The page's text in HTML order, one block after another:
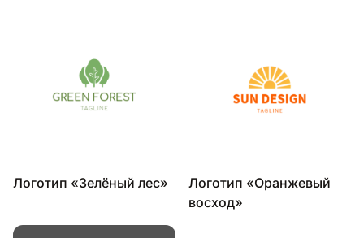
Логотип «Зелёный лес»
Логотип «Оранжевый
восход»